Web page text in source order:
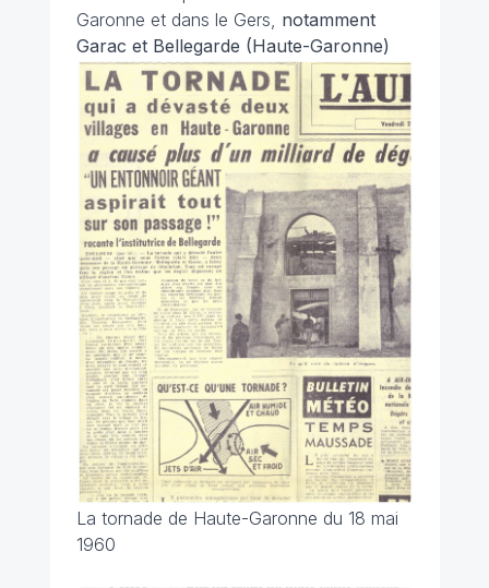
Garonne et dans le Gers, notamment
Garac et Bellegarde (Haute-Garonne)
La tornade de Haute-Garonne du 18 mai
1960